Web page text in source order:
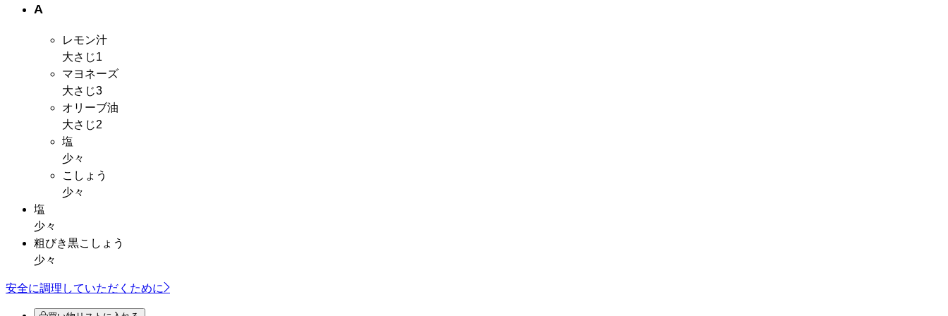
A
レモン汁
大さじ1
マヨネーズ
大さじ3
オリーブ油
大さじ2
塩
少々
こしょう
少々
塩
少々
粗びき黒こしょう
少々
安全に調理していただくために